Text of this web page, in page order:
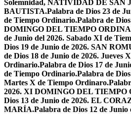
Solemnidad, NATIVIDAD DE SAN
BAUTISTA.Palabra de Dios 23 de
de Tiempo Ordinario.Palabra de
DOMINGO DEL TIEMPO
de Junio del 2026. Sabado XI de
Dios 19 de Junio de 2026. SAN
de Dios 18 de Junio de 2026. Jueves
Ordinario.Palabra de Dios 17 de
de Tiempo Ordinario.Palabra de
Martes X de Tiempo Ordinaro.
2026. XI DOMINGO DEL TIEMPO
Dios 13 de Junio de 2026. EL
MARÍA.Palabra de Dios 12 de Junio